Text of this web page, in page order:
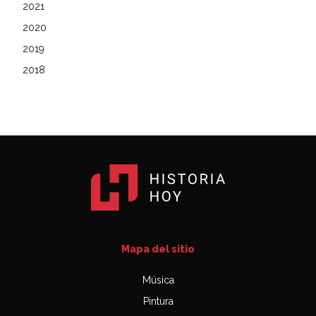
2021
2020
2019
2018
Mapa del sitio
Música
Pintura